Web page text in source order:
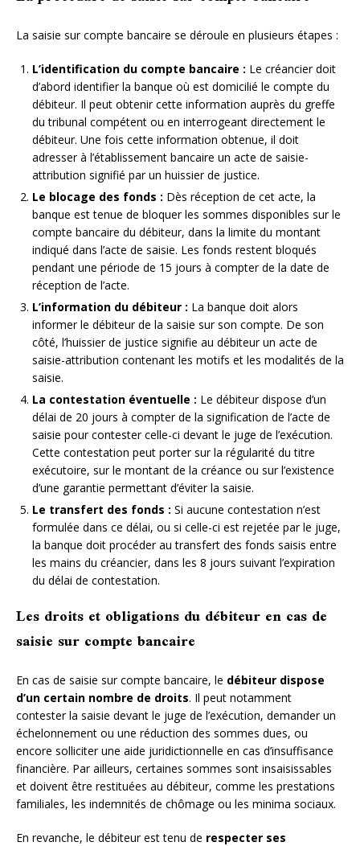
La saisie sur compte bancaire se déroule en plusieurs étapes :
L’identification du compte bancaire : Le créancier doit
d’abord identifier la banque où est domicilié le compte du
débiteur. Il peut obtenir cette information auprès du greffe
du tribunal compétent ou en interrogeant directement le
débiteur. Une fois cette information obtenue, il doit
adresser à l’établissement bancaire un acte de saisie-
attribution signifié par un huissier de justice.
Le blocage des fonds : Dès réception de cet acte, la
banque est tenue de bloquer les sommes disponibles sur le
compte bancaire du débiteur, dans la limite du montant
indiqué dans l’acte de saisie. Les fonds restent bloqués
pendant une période de 15 jours à compter de la date de
réception de l’acte.
L’information du débiteur : La banque doit alors
informer le débiteur de la saisie sur son compte. De son
côté, l’huissier de justice signifie au débiteur un acte de
saisie-attribution contenant les motifs et les modalités de la
saisie.
La contestation éventuelle : Le débiteur dispose d’un
délai de 20 jours à compter de la signification de l’acte de
saisie pour contester celle-ci devant le juge de l’exécution.
Cette contestation peut porter sur la régularité du titre
exécutoire, sur le montant de la créance ou sur l’existence
d’une garantie permettant d’éviter la saisie.
Le transfert des fonds : Si aucune contestation n’est
formulée dans ce délai, ou si celle-ci est rejetée par le juge,
la banque doit procéder au transfert des fonds saisis entre
les mains du créancier, dans les 8 jours suivant l’expiration
du délai de contestation.
Les droits et obligations du débiteur en cas de
saisie sur compte bancaire
En cas de saisie sur compte bancaire, le débiteur dispose
d’un certain nombre de droits. Il peut notamment
contester la saisie devant le juge de l’exécution, demander un
échelonnement ou une réduction des sommes dues, ou
encore solliciter une aide juridictionnelle en cas d’insuffisance
financière. Par ailleurs, certaines sommes sont insaisissables
et doivent être restituées au débiteur, comme les prestations
familiales, les indemnités de chômage ou les minima sociaux.
En revanche, le débiteur est tenu de respecter ses